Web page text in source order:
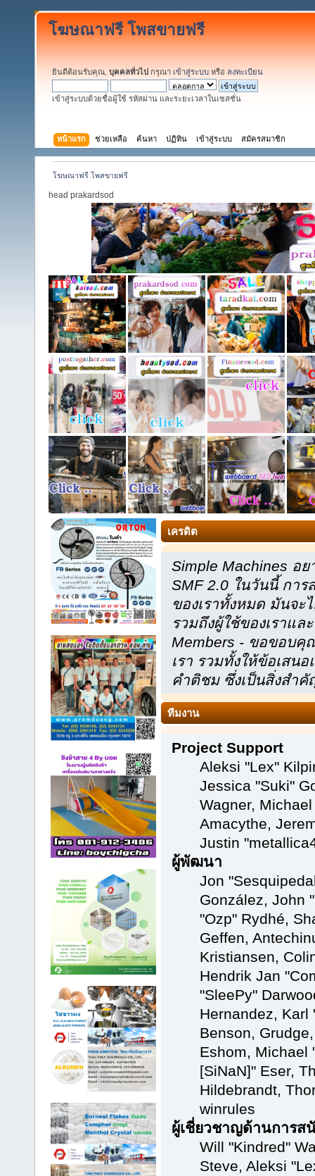
โฆษณาฟรี โพสขายฟรี
ยินดีต้อนรับคุณ, บุคคลทั่วไป กรุณา เข้าสู่ระบบ หรือ ลงทะเบียน
เข้าสู่ระบบด้วยชื่อผู้ใช้ รหัสผ่าน และระยะเวลาในเซสชั่น
หน้าแรก ช่วยเหลือ ค้นหา ปฏิทิน เข้าสู่ระบบ สมัครสมาชิก
โฆษณาฟรี โพสขายฟรี
head prakardsod
เครดิต
Simple Machines อ
SMF 2.0 ในวันนี้ การ
ของเราทั้งหมด มันจะ
รวมถึงผู้ใช้ของเราแล
Members - ขอขอบ
เรา รวมทั้งให้ข้อเสน
คำติชม ซึ่งเป็นสิ่งสำคั
ทีมงาน
Project Support
Aleksi "Lex"
Jessica "Suki"
Wagner,
Amacythe,
Justin
ผู้พัฒนา
Jon
González, John
"Ozp" Rydhé,
Geffen,
Kristiansen,
Hendrik Jan
"SleePy"
Hernandez, Karl
Benson,
Eshom, Michael
[SiNaN]" Eser,
Hildebrandt,
winrules
ผู้เชี่ยวชาญด้านการส
Will "Kindred"
Steve, Aleksi